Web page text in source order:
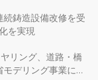
鋳造設備改修を受
を実現
リング、道路・橋
デリング事業に採